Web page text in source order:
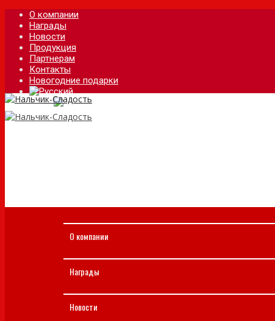
О компании
Награды
Новости
Продукция
Партнерам
Контакты
Новогодние подарки
О компании
Награды
Новости